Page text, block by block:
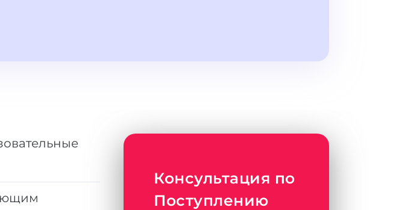
Консультация по
Поступлению